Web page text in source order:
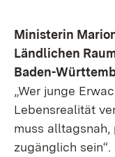
Ministerin
Ländlichen
Baden-
„Wer junge
Lebensrealität
muss
zugänglich sein“.